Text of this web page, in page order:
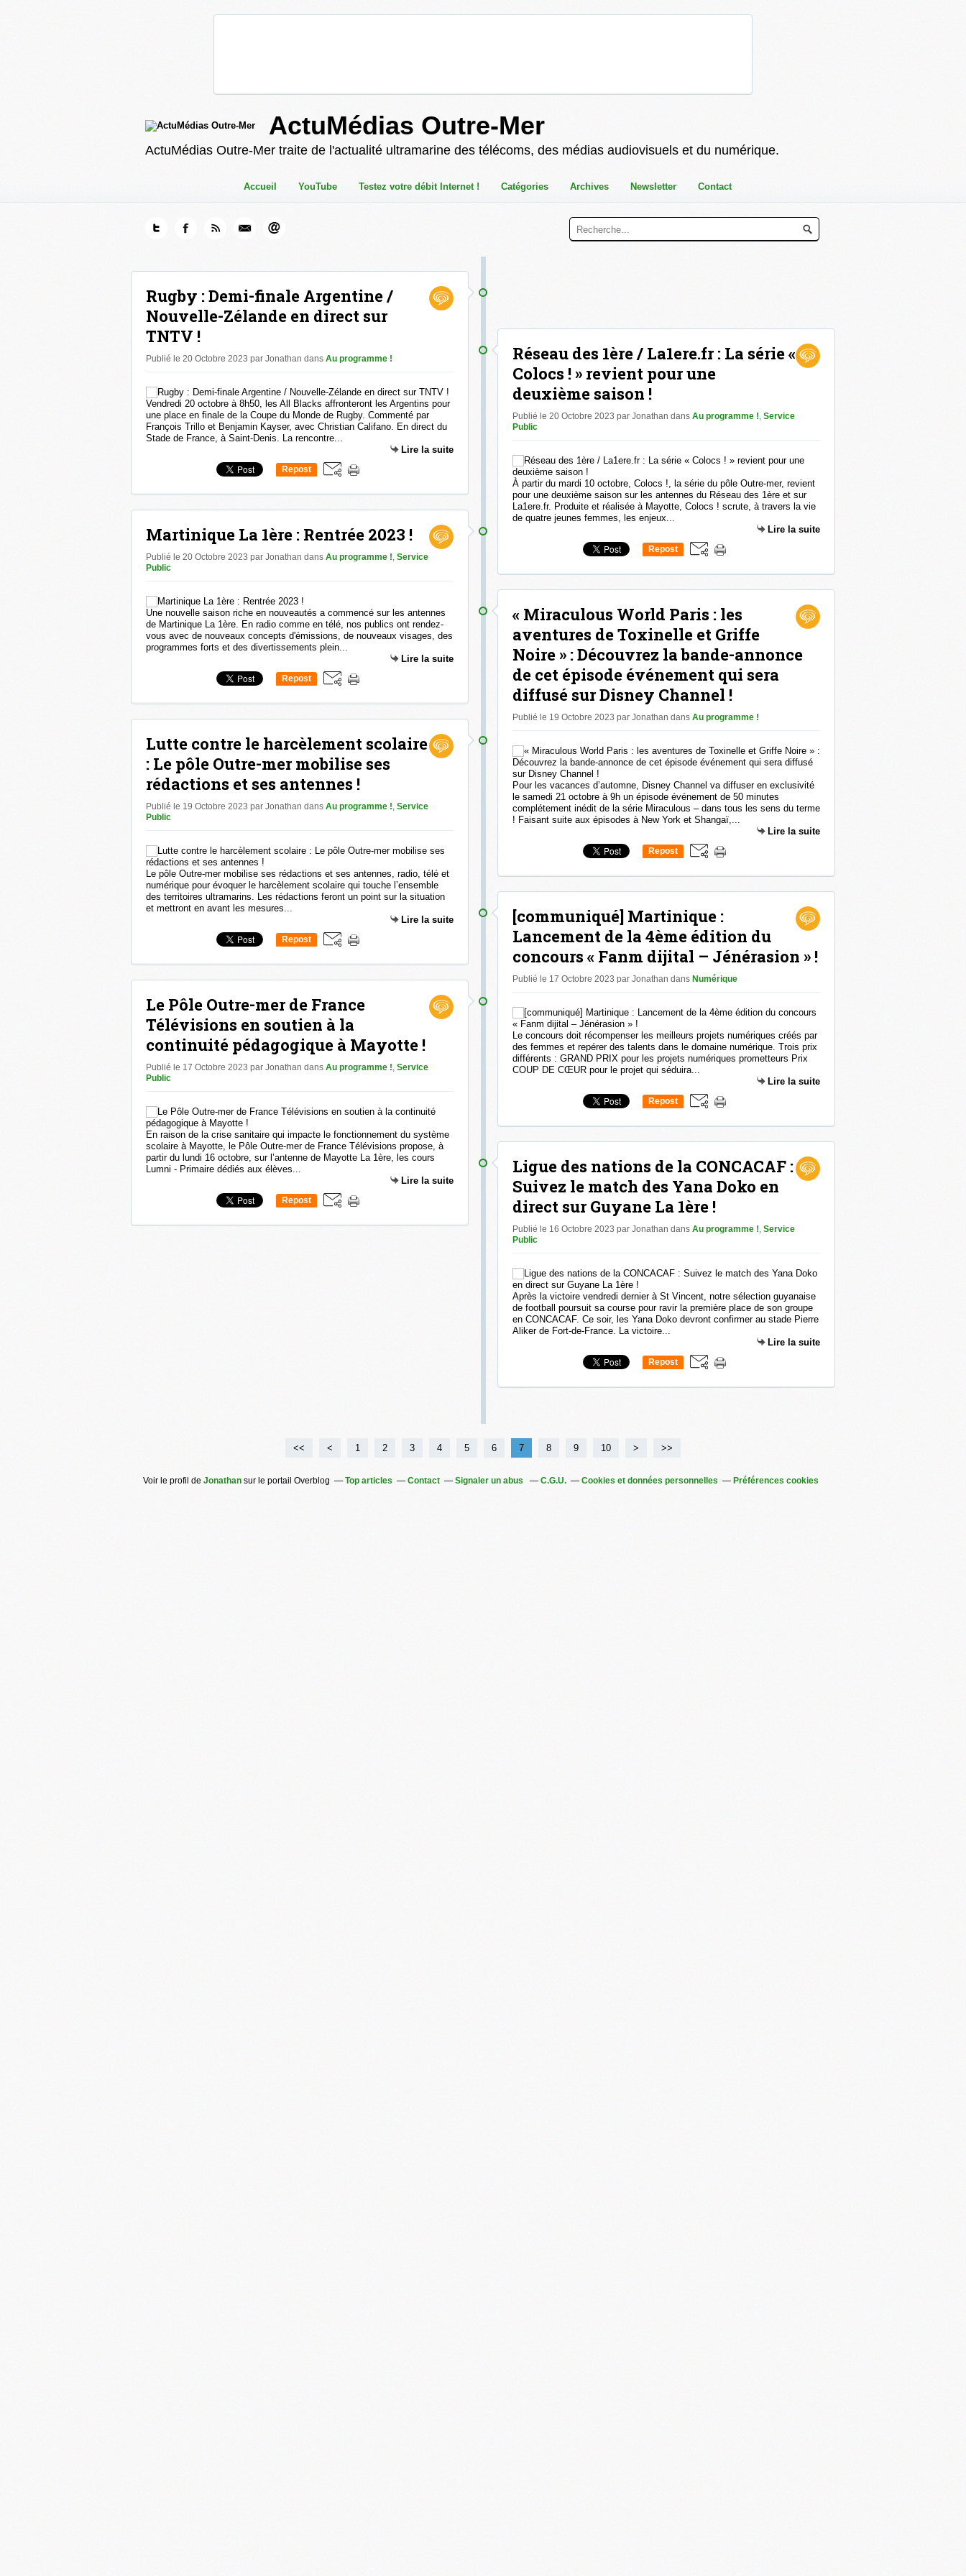
ActuMédias Outre-Mer
ActuMédias Outre-Mer traite de l'actualité ultramarine des télécoms, des médias audiovisuels et du numérique.
Accueil YouTube Testez votre débit Internet ! Catégories Archives Newsletter Contact
Rugby : Demi-finale Argentine /
Nouvelle-Zélande en direct sur
TNTV !
Publié le 20 Octobre 2023 par Jonathan dans Au programme !
Vendredi 20 octobre à 8h50, les All Blacks affronteront les Argentins pour
une place en finale de la Coupe du Monde de Rugby. Commenté par
François Trillo et Benjamin Kayser, avec Christian Califano. En direct du
Stade de France, à Saint-Denis. La rencontre...
Lire la suite
Repost
Martinique La 1ère : Rentrée 2023 !
Publié le 20 Octobre 2023 par Jonathan dans Au programme !, Service
Public
Une nouvelle saison riche en nouveautés a commencé sur les antennes
de Martinique La 1ère. En radio comme en télé, nos publics ont rendez-
vous avec de nouveaux concepts d'émissions, de nouveaux visages, des
programmes forts et des divertissements plein...
Lire la suite
Repost
Lutte contre le harcèlement scolaire
: Le pôle Outre-mer mobilise ses
rédactions et ses antennes !
Publié le 19 Octobre 2023 par Jonathan dans Au programme !, Service
Public
Le pôle Outre-mer mobilise ses rédactions et ses antennes, radio, télé et
numérique pour évoquer le harcèlement scolaire qui touche l’ensemble
des territoires ultramarins. Les rédactions feront un point sur la situation
et mettront en avant les mesures...
Lire la suite
Repost
Le Pôle Outre-mer de France
Télévisions en soutien à la
continuité pédagogique à Mayotte !
Publié le 17 Octobre 2023 par Jonathan dans Au programme !, Service
Public
En raison de la crise sanitaire qui impacte le fonctionnement du système
scolaire à Mayotte, le Pôle Outre-mer de France Télévisions propose, à
partir du lundi 16 octobre, sur l’antenne de Mayotte La 1ère, les cours
Lumni - Primaire dédiés aux élèves...
Lire la suite
Repost
Réseau des 1ère / La1ere.fr : La série «
Colocs ! » revient pour une
deuxième saison !
Publié le 20 Octobre 2023 par Jonathan dans Au programme !, Service
Public
À partir du mardi 10 octobre, Colocs !, la série du pôle Outre-mer, revient
pour une deuxième saison sur les antennes du Réseau des 1ère et sur
La1ere.fr. Produite et réalisée à Mayotte, Colocs ! scrute, à travers la vie
de quatre jeunes femmes, les enjeux...
Lire la suite
Repost
« Miraculous World Paris : les
aventures de Toxinelle et Griffe
Noire » : Découvrez la bande-annonce
de cet épisode événement qui sera
diffusé sur Disney Channel !
Publié le 19 Octobre 2023 par Jonathan dans Au programme !
Pour les vacances d’automne, Disney Channel va diffuser en exclusivité
le samedi 21 octobre à 9h un épisode événement de 50 minutes
complétement inédit de la série Miraculous – dans tous les sens du terme
! Faisant suite aux épisodes à New York et Shangaï,...
Lire la suite
Repost
[communiqué] Martinique :
Lancement de la 4ème édition du
concours « Fanm dijital – Jénérasion » !
Publié le 17 Octobre 2023 par Jonathan dans Numérique
Le concours doit récompenser les meilleurs projets numériques créés par
des femmes et repérer des talents dans le domaine numérique. Trois prix
différents : GRAND PRIX pour les projets numériques prometteurs Prix
COUP DE CŒUR pour le projet qui séduira...
Lire la suite
Repost
Ligue des nations de la CONCACAF :
Suivez le match des Yana Doko en
direct sur Guyane La 1ère !
Publié le 16 Octobre 2023 par Jonathan dans Au programme !, Service
Public
Après la victoire vendredi dernier à St Vincent, notre sélection guyanaise
de football poursuit sa course pour ravir la première place de son groupe
en CONCACAF. Ce soir, les Yana Doko devront confirmer au stade Pierre
Aliker de Fort-de-France. La victoire...
Lire la suite
Repost
<< < 1 2 3 4 5 6 7 8 9 10 > >>
Voir le profil de Jonathan sur le portail Overblog Top articles Contact Signaler un abus C.G.U. Cookies et données personnelles Préférences cookies